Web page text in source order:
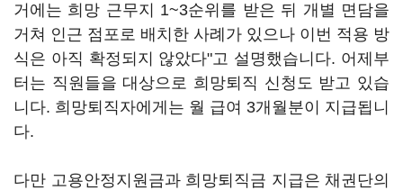
거에는 희망 근무지 1~3순위를 받은 뒤 개별 면담을
거쳐 인근 점포로 배치한 사례가 있으나 이번 적용 방
식은 아직 확정되지 않았다"고 설명했습니다. 어제부
터는 직원들을 대상으로 희망퇴직 신청도 받고 있습
니다. 희망퇴직자에게는 월 급여 3개월분이 지급됩니
다.
다만 고용안정지원금과 희망퇴직금 지급은 채권단의